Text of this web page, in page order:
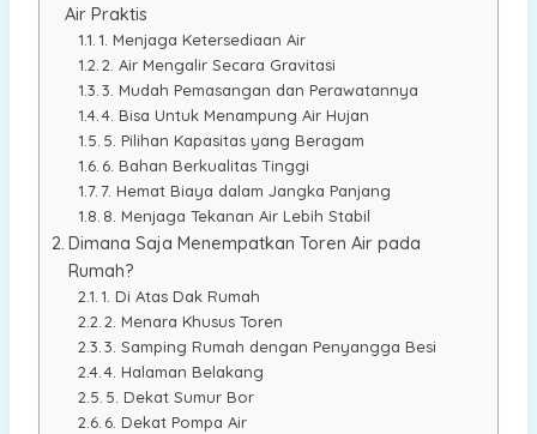
Air Praktis
1. Menjaga Ketersediaan Air
2. Air Mengalir Secara Gravitasi
3. Mudah Pemasangan dan Perawatannya
4. Bisa Untuk Menampung Air Hujan
5. Pilihan Kapasitas yang Beragam
6. Bahan Berkualitas Tinggi
7. Hemat Biaya dalam Jangka Panjang
8. Menjaga Tekanan Air Lebih Stabil
Dimana Saja Menempatkan Toren Air pada
Rumah?
1. Di Atas Dak Rumah
2. Menara Khusus Toren
3. Samping Rumah dengan Penyangga Besi
4. Halaman Belakang
5. Dekat Sumur Bor
6. Dekat Pompa Air